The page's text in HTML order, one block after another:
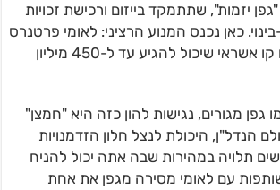
יזמות", שתתמקד בייזום ורכישת זכויות
כאן נכנס המנוע הרציני: לאומי פרטנרס
מעמידה לחברה הזו קו אשראי שיכול להגיע עד ל-450 מיליון
גפן מגורים, נגישות להון כזה היא "חמצן"
הנדל"ן, היכולת לנצל חלון הזדמנויות
תלויה במהירות שבה אתה יכול להניח
עם לאומי מסירה מגפן את אחת